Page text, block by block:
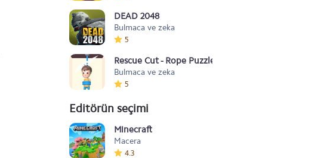
DEAD 2048
Bulmaca ve zeka
5
Rescue Cut - Rope Puzzle
Bulmaca ve zeka
5
Editörün seçimi
Minecraft
Macera
4.3